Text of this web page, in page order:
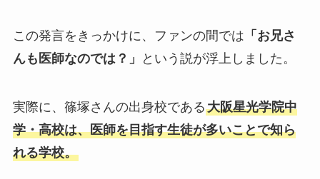
この発言をきっかけに、ファンの間では 「お兄さ
んも医師なのでは？」
という説が浮上しました。
実際に、篠塚さんの出身校である大阪星光学院中
学・高校は、医師を目指す生徒が多いことで知ら
れる学校。